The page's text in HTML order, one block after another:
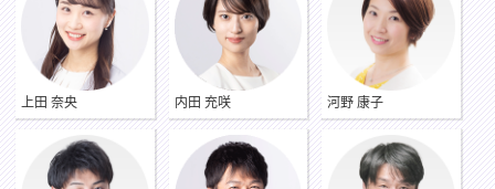
中学３年の時、全国中学校総合文化祭山口大会でステージ司会
をしたことがきっかけでアナウンサーに興味をもちました。高
校では放送部に入り、将来は放送局で働きたいと思うようにな
りました。大学では、学園祭の司会、アナウンスコンテストへ
の出場などを経験しました。
●私、こんなことができます!!
上田 奈央 内田 充咲 河野 康子